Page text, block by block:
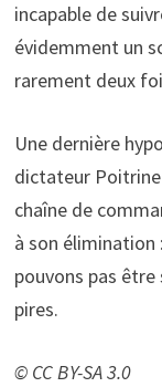
incapable de
évidemment un
rarement deux
Une dernière
dictateur
chaîne de
à son élimination
pouvons pas être
pires.
© CC BY-SA 3.0